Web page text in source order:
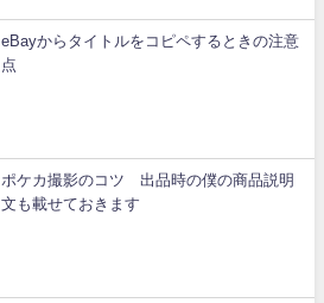
eBayからタイトルをコピペするときの注意
点
ポケカ撮影のコツ 出品時の僕の商品説明
文も載せておきます